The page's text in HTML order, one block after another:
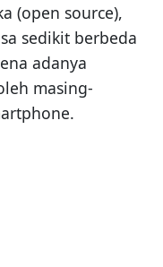
(open source),
sedikit berbeda
adanya
masing-